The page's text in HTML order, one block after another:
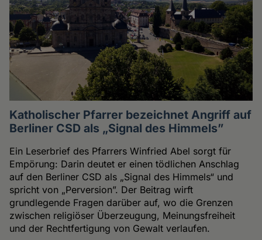
Katholischer Pfarrer bezeichnet Angriff auf
Berliner CSD als „Signal des Himmels”
Ein Leserbrief des Pfarrers Winfried Abel sorgt für
Empörung: Darin deutet er einen tödlichen Anschlag
auf den Berliner CSD als „Signal des Himmels“ und
spricht von „Perversion”. Der Beitrag wirft
grundlegende Fragen darüber auf, wo die Grenzen
zwischen religiöser Überzeugung, Meinungsfreiheit
und der Rechtfertigung von Gewalt verlaufen.